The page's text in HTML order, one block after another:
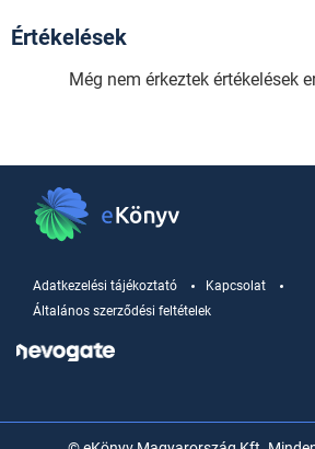
Értékelések
Még nem érkeztek értékelések
Adatkezelési tájékoztató
Kapcsolat
Általános szerződési feltételek